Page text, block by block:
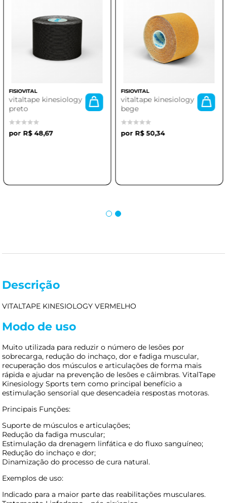
FISIOVITAL
vitaltape kinesiology
preto
R$ 48,67
FISIOVITAL
vitaltape kinesiology
bege
R$ 50,34
Descrição
VITALTAPE KINESIOLOGY VERMELHO
Modo de uso
Muito utilizada para reduzir o número de lesões por
sobrecarga, redução do inchaço, dor e fadiga muscular,
recuperação dos músculos e articulações de forma mais
rápida e ajudar na prevenção de lesões e câimbras. VitalTape
Kinesiology Sports tem como principal benefício a
estimulação sensorial que desencadeia respostas motoras.
Principais Funções:
Suporte de músculos e articulações;
Redução da fadiga muscular;
Estimulação da drenagem linfática e do fluxo sanguíneo;
Redução do inchaço e dor;
Dinamização do processo de cura natural.
Exemplos de uso:
Indicado para a maior parte das reabilitações musculares.